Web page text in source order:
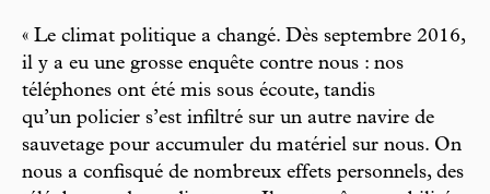
« Le climat politique a changé. Dès septembre 2016,
il y a eu une grosse enquête contre nous : nos
téléphones ont été mis sous écoute, tandis
qu’un policier s’est infiltré sur un autre navire de
sauvetage pour accumuler du matériel sur nous. On
nous a confisqué de nombreux effets personnels, des